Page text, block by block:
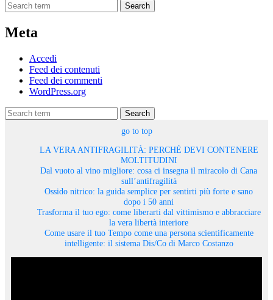
Search
Meta
Accedi
Feed dei contenuti
Feed dei commenti
WordPress.org
Search
go to top
LA VERA ANTIFRAGILITÀ: PERCHÉ DEVI CONTENERE
MOLTITUDINI
Dal vuoto al vino migliore: cosa ci insegna il miracolo di Cana
sull’antifragilità
Ossido nitrico: la guida semplice per sentirti più forte e sano
dopo i 50 anni
Trasforma il tuo ego: come liberarti dal vittimismo e abbracciare
la vera libertà interiore
Come usare il tuo Tempo come una persona scientificamente
intelligente: il sistema Dis/Co di Marco Costanzo